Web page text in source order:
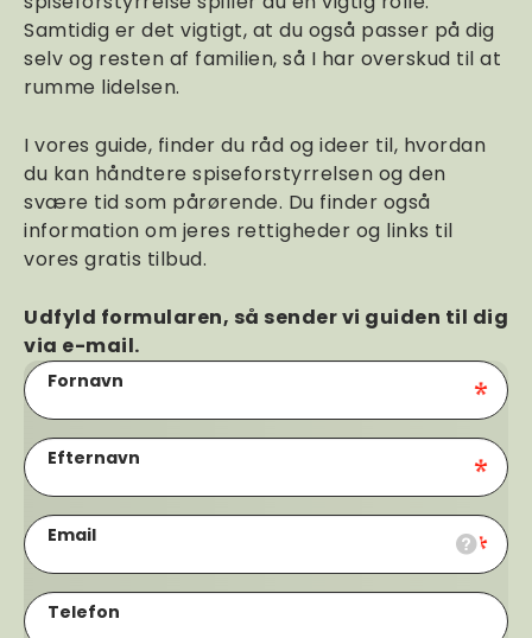
Samtidig er det vigtigt, at du også passer på dig
selv og resten af familien, så I har overskud til at
rumme lidelsen.
I vores guide, finder du råd og ideer til, hvordan
du kan håndtere spiseforstyrrelsen og den
svære tid som pårørende. Du finder også
information om jeres rettigheder og links til
vores gratis tilbud.
Udfyld formularen, så sender vi guiden til dig
via e-mail.